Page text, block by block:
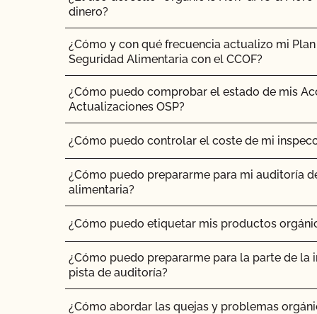
dinero?
¿Cómo y con qué frecuencia actualizo mi
Seguridad Alimentaria con el CCOF?
¿Cómo puedo comprobar el estado de mis
Actualizaciones OSP?
¿Cómo puedo controlar el coste de mi
¿Cómo puedo prepararme para mi auditoría
alimentaria?
¿Cómo puedo etiquetar mis productos
¿Cómo puedo prepararme para la parte de la
pista de auditoría?
¿Cómo abordar las quejas y problemas